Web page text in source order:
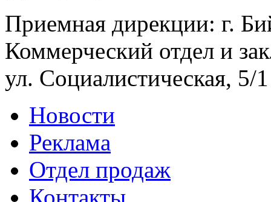
Приемная дирекции: г.
Коммерческий отдел и
ул. Социалистическая, 5/1
Новости
Реклама
Отдел продаж
Контакты